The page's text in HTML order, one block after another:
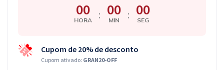
00
HORA : 00
MIN : 00
SEG
Cupom de 20% de desconto
Cupom ativado: GRAN20-OFF